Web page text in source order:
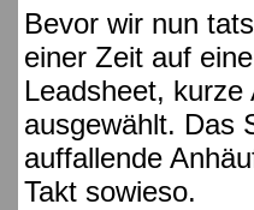
Bevor wir nun
einer Zeit auf
Leadsheet,
ausgewählt. Das
auffallende
Takt sowieso.